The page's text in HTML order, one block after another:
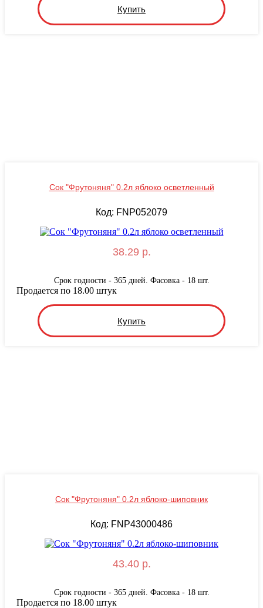
Купить
Сок "Фрутоняня" 0.2л яблоко осветленный
Код: FNP052079
38.29 р.
Срок годности - 365 дней. Фасовка - 18 шт.
Купить
Продается по 18.00 штук
Сок "Фрутоняня" 0.2л яблоко-шиповник
Код: FNP43000486
43.40 р.
Срок годности - 365 дней. Фасовка - 18 шт.
Продается по 18.00 штук